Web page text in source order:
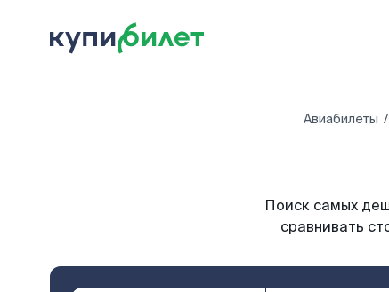
Авиабилеты
Поиск самых
сравнивать